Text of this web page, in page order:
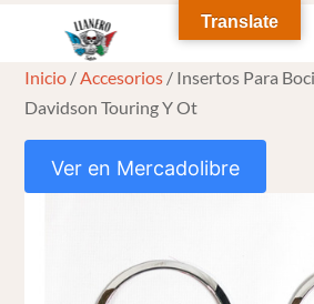
content
Inicio /Accesorios / Insertos Para
Davidson Touring Y Ot
Ver en Mercadolibre
Translate